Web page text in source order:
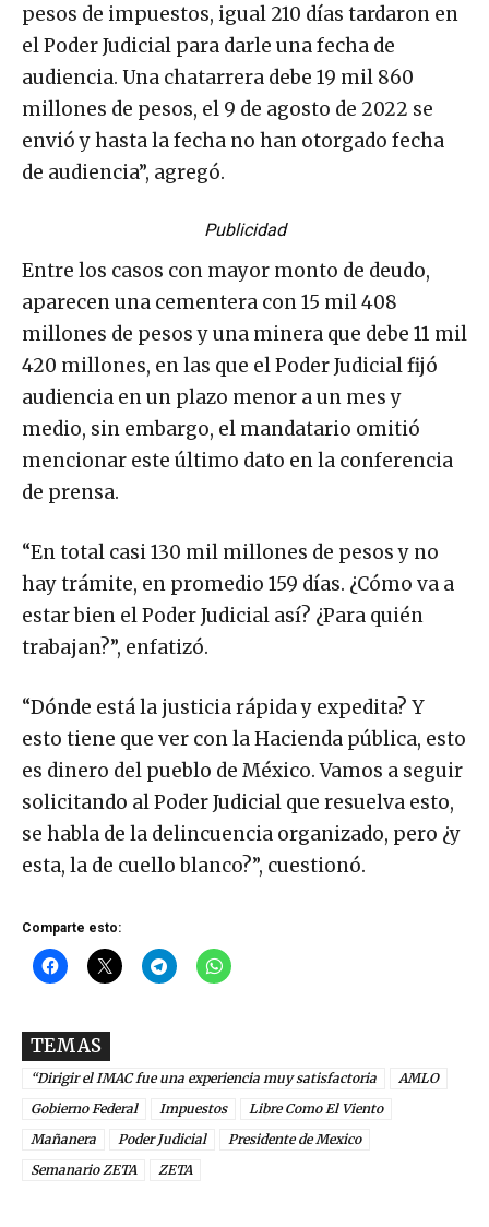
pesos de impuestos, igual 210 días tardaron en
el Poder Judicial para darle una fecha de
audiencia. Una chatarrera debe 19 mil 860
millones de pesos, el 9 de agosto de 2022 se
envió y hasta la fecha no han otorgado fecha
de audiencia”, agregó.
Publicidad
Entre los casos con mayor monto de deudo,
aparecen una cementera con 15 mil 408
millones de pesos y una minera que debe 11 mil
420 millones, en las que el Poder Judicial fijó
audiencia en un plazo menor a un mes y
medio, sin embargo, el mandatario omitió
mencionar este último dato en la conferencia
de prensa.
“En total casi 130 mil millones de pesos y no
hay trámite, en promedio 159 días. ¿Cómo va a
estar bien el Poder Judicial así? ¿Para quién
trabajan?”, enfatizó.
“Dónde está la justicia rápida y expedita? Y
esto tiene que ver con la Hacienda pública, esto
es dinero del pueblo de México. Vamos a seguir
solicitando al Poder Judicial que resuelva esto,
se habla de la delincuencia organizado, pero ¿y
esta, la de cuello blanco?”, cuestionó.
Comparte esto:
TEMAS
“Dirigir el IMAC fue una experiencia muy satisfactoria
AMLO
Gobierno Federal
Impuestos
Libre Como El Viento
Mañanera
Poder Judicial
Presidente de Mexico
Semanario ZETA
ZETA